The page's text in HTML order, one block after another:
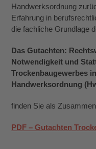
Handwerksordnung
Erfahrung in
die fachliche Grundlage
Das Gutachten:
Notwendigkeit und
Trockenbaugewerbes
Handwerksordnung
finden Sie als
PDF – Gutachten